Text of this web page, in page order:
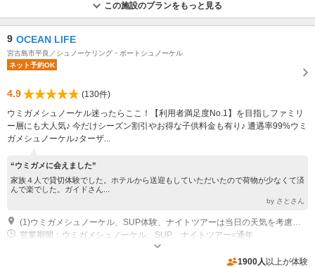
この施設のプランをもっと見る
9 OCEAN LIFE
宮古島市平良／シュノーケリング・ボートシュノーケル
ネット予約OK
4.9
(130件)
ウミガメシュノーケル迷ったらここ！【利用者満足度No.1】を目指しファミリ
ー層にも大人気♪ 今だけシーズン割引やお得な子供料金も有り♪ 遭遇率99%ウミ
ガメシュノーケル♪ターザ...
“ウミガメに会えました”
家族４人で貸切体験でした。ホテルから送迎もしていただいたので荷物が少なくて済
んで楽でした。ガイドさん...
by さとさん
(1)ウミガメシュノーケル、SUP体験、ナイトツアーは当日の天気を考慮して開催地が前日決定となります。 ※候補地 ウミガメシュノーケル=宮古島内、北東エリア／南部エリア SUP体験＝宮古島内、北東エリア／南部エリア、一部伊良部島あり ナイトツアー=宮古島内、南部エリア
営業期間：ウミガメシュノーケル、SUP、ナイトツアー=通年
1900人 以上が体験